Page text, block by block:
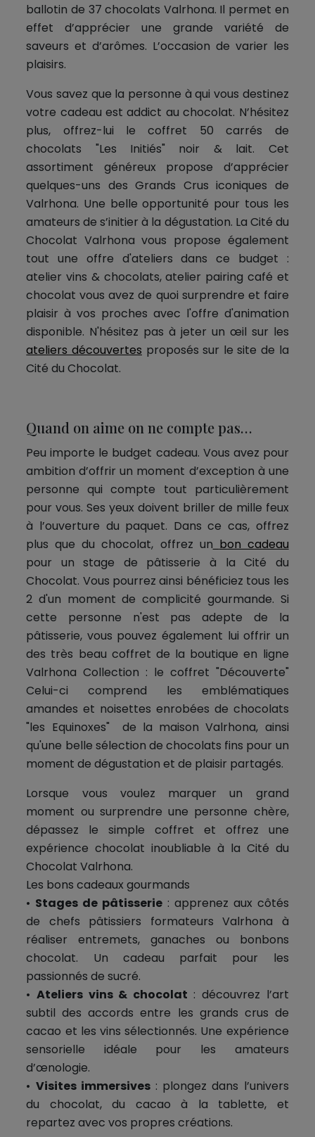
ballotin de 37 chocolats Valrhona. Il permet en
effet d’apprécier une grande variété de
saveurs et d’arômes. L’occasion de varier les
plaisirs.
Vous savez que la personne à qui vous destinez
votre cadeau est addict au chocolat. N’hésitez
plus, offrez-lui le coffret 50 carrés de
chocolats "Les Initiés" noir & lait. Cet
assortiment généreux propose d’apprécier
quelques-uns des Grands Crus iconiques de
Valrhona. Une belle opportunité pour tous les
amateurs de s’initier à la dégustation. La Cité du
Chocolat Valrhona vous propose également
tout une offre d'ateliers dans ce budget :
atelier vins & chocolats, atelier pairing café et
chocolat vous avez de quoi surprendre et faire
plaisir à vos proches avec l'offre d'animation
disponible. N'hésitez pas à jeter un œil sur les
ateliers découvertes proposés sur le site de la
Cité du Chocolat.
Quand on aime on ne compte pas…
Peu importe le budget cadeau. Vous avez pour
ambition d’offrir un moment d’exception à une
personne qui compte tout particulièrement
pour vous. Ses yeux doivent briller de mille feux
à l’ouverture du paquet. Dans ce cas, offrez
plus que du chocolat, offrez un bon cadeau
pour un stage de pâtisserie à la Cité du
Chocolat. Vous pourrez ainsi bénéficiez tous les
2 d'un moment de complicité gourmande. Si
cette personne n'est pas adepte de la
pâtisserie, vous pouvez également lui offrir un
des très beau coffret de la boutique en ligne
Valrhona Collection : le coffret "Découverte"
Celui-ci comprend les emblématiques
amandes et noisettes enrobées de chocolats
"les Equinoxes" de la maison Valrhona, ainsi
qu'une belle sélection de chocolats fins pour un
moment de dégustation et de plaisir partagés.
Lorsque vous voulez marquer un grand
moment ou surprendre une personne chère,
dépassez le simple coffret et offrez une
expérience chocolat inoubliable à la Cité du
Chocolat Valrhona.
Les bons cadeaux gourmands
• Stages de pâtisserie : apprenez aux côtés
de chefs pâtissiers formateurs Valrhona à
réaliser entremets, ganaches ou bonbons
chocolat. Un cadeau parfait pour les
passionnés de sucré.
• Ateliers vins & chocolat : découvrez l’art
subtil des accords entre les grands crus de
cacao et les vins sélectionnés. Une expérience
sensorielle idéale pour les amateurs
d’œnologie.
• Visites immersives: plongez dans l’univers
du chocolat, du cacao à la tablette, et
repartez avec vos propres créations.